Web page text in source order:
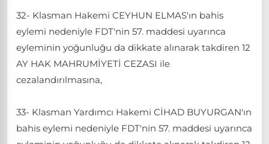
32- Klasman Hakemi CEYHUN ELMAS'ın bahis
eylemi nedeniyle FDT'nin 57. maddesi uyarınca
eyleminin yoğunluğu da dikkate alınarak takdiren 12
AY HAK MAHRUMİYETİ CEZASI ile
cezalandırılmasına,
33- Klasman Yardımcı Hakemi CİHAD BUYURGAN'ın
bahis eylemi nedeniyle FDT'nin 57. maddesi uyarınca